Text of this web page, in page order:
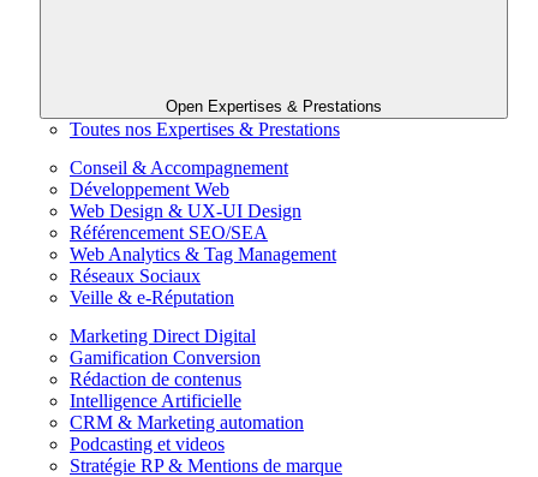
Open Expertises & Prestations
Toutes nos Expertises & Prestations
Conseil & Accompagnement
Développement Web
Web Design & UX-UI Design
Référencement SEO/SEA
Web Analytics & Tag Management
Réseaux Sociaux
Veille & e-Réputation
Marketing Direct Digital
Gamification Conversion
Rédaction de contenus
Intelligence Artificielle
CRM & Marketing automation
Podcasting et videos
Stratégie RP & Mentions de marque